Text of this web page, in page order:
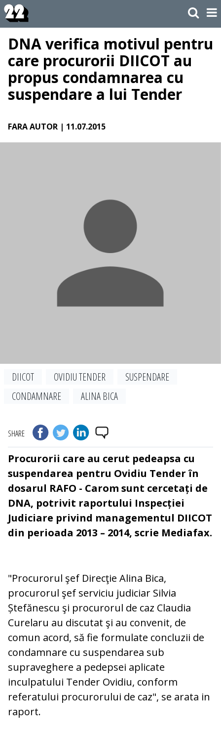
DNA verifica motivul pentru
care procurorii DIICOT au
propus condamnarea cu
suspendare a lui Tender
FARA AUTOR | 11.07.2015
DIICOT OVIDIU TENDER
SUSPENDARE
CONDAMNARE
ALINA BICA
SHARE
Procurorii care au cerut pedeapsa cu
suspendarea pentru Ovidiu Tender în
dosarul RAFO - Carom sunt cercetați de
DNA, potrivit raportului Inspecției
Judiciare privind managementul DIICOT
din perioada 2013 – 2014, scrie Mediafax.
"Procurorul şef Direcţie Alina Bica,
procurorul şef serviciu judiciar Silvia
Ștefănescu şi procurorul de caz Claudia
Curelaru au discutat şi au convenit, de
comun acord, să fie formulate concluzii de
condamnare cu suspendarea sub
supraveghere a pedepsei aplicate
inculpatului Tender Ovidiu, conform
referatului procurorului de caz", se arata in
raport.